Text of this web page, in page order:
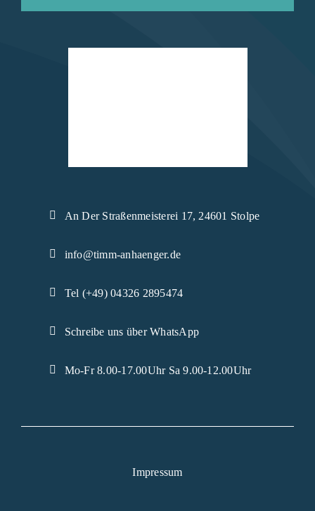
An Der Straßenmeisterei 17, 24601 Stolpe
info@timm-anhaenger.de
Tel (+49) 04326 2895474
Schreibe uns über WhatsApp
Mo-Fr 8.00-17.00Uhr Sa 9.00-12.00Uhr
Impressum